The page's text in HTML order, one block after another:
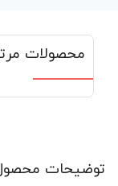
محصولات
توضیحات